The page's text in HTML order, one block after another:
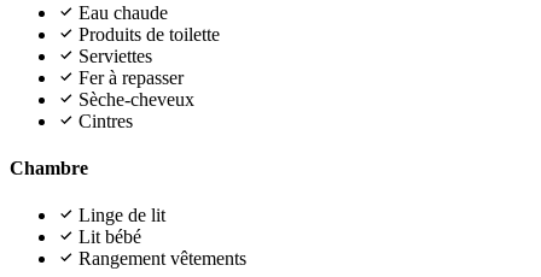
Eau chaude
Produits de toilette
Serviettes
Fer à repasser
Sèche-cheveux
Cintres
Chambre
Linge de lit
Lit bébé
Rangement vêtements